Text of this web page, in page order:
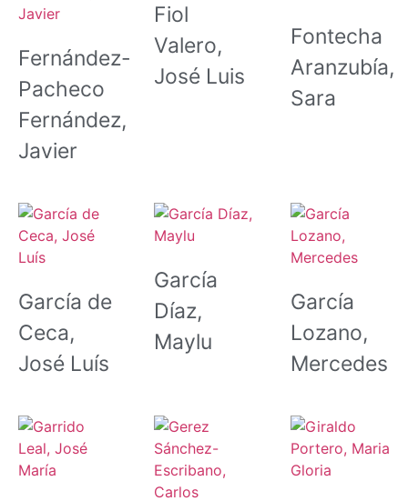
Fernández-
Pacheco
Fernández,
Javier
Fiol
Valero,
José Luis
Fontecha
Aranzubía,
Sara
García de
Ceca,
José Luís
García
Díaz,
Maylu
García
Lozano,
Mercedes